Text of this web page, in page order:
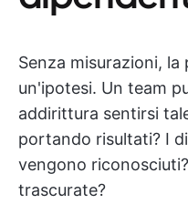
Senza misurazioni,
un'ipotesi. Un team
addirittura sentirsi
portando risultati? I
vengono
trascurate?